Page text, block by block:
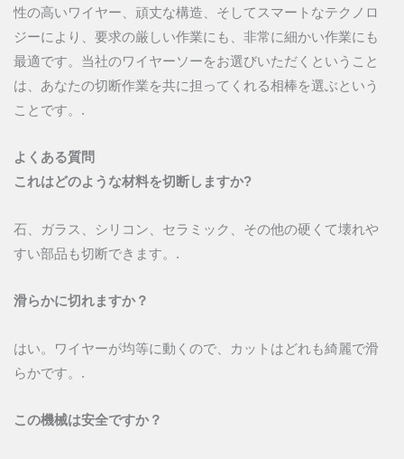
性の高いワイヤー、頑丈な構造、そしてスマートなテクノロ
ジーにより、要求の厳しい作業にも、非常に細かい作業にも
最適です。当社のワイヤーソーをお選びいただくということ
は、あなたの切断作業を共に担ってくれる相棒を選ぶという
ことです。.
よくある質問
これはどのような材料を切断しますか?
石、ガラス、シリコン、セラミック、その他の硬くて壊れや
すい部品も切断できます。.
滑らかに切れますか？
はい。ワイヤーが均等に動くので、カットはどれも綺麗で滑
らかです。.
この機械は安全ですか？